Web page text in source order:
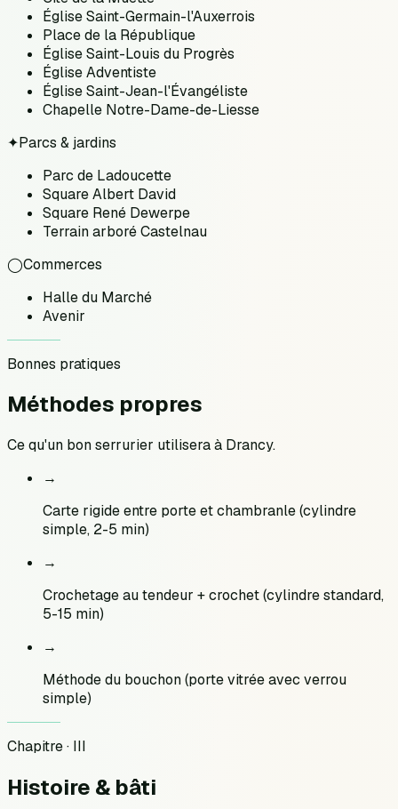
Église Saint-Germain-l'Auxerrois
Place de la République
Église Saint-Louis du Progrès
Église Adventiste
Église Saint-Jean-l'Évangéliste
Chapelle Notre-Dame-de-Liesse
✦Parcs & jardins
Parc de Ladoucette
Square Albert David
Square René Dewerpe
Terrain arboré Castelnau
◯Commerces
Halle du Marché
Avenir
Bonnes pratiques
Méthodes propres
Ce qu'un bon serrurier utilisera à Drancy.
→
Carte rigide entre porte et chambranle (cylindre
simple, 2-5 min)
→
Crochetage au tendeur + crochet (cylindre standard,
5-15 min)
→
Méthode du bouchon (porte vitrée avec verrou
simple)
Chapitre · III
Histoire & bâti